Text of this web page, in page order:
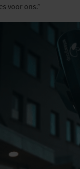
voor ons.”